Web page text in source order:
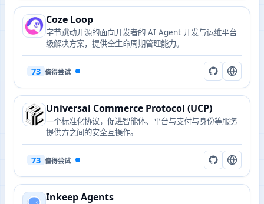
Coze Loop
字节跳动开源的面向开发者的 AI Agent 开发与运维平台
级解决方案，提供全生命周期管理能力。
73 值得尝试
Universal Commerce Protocol (UCP)
一个标准化协议，促进智能体、平台与支付与身份等服务
提供方之间的安全互操作。
73 值得尝试
Inkeep Agents